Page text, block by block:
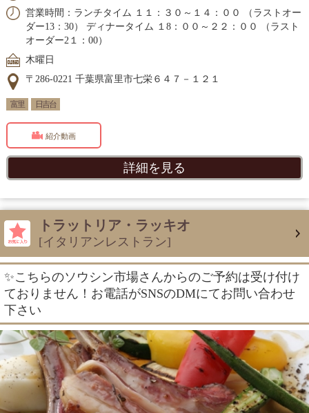
営業時間：ランチタイム １１：３０～１４：００ （ラストオー
ダー13：30） ディナータイム １8：００～２２：００ （ラスト
オーダー2１：00）
木曜日
〒286-0221 千葉県富里市七栄６４７－１２１
富里 日吉台
紹介動画
詳細を見る
トラットリア・ラッキオ
[イタリアンレストラン]
✨こちらのソウシン市場さんからのご予約は受け付け
ておりません！お電話がSNSのDMにてお問い合わせ
下さい